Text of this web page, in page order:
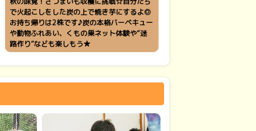
で火起こしをした炭の上で焼き芋にするよ◎
お持ち帰りは2株です♪炭の本格バーベキュー
や動物ふれあい、くもの巣ネット体験や“迷
路作り”なども楽しもう★